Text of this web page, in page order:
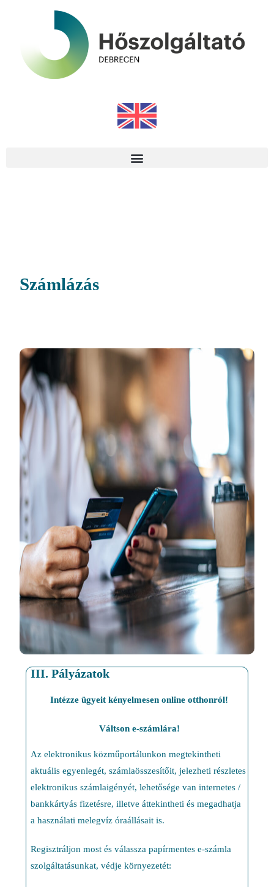
Számlázás
III. Pályázatok
Intézze ügyeit kényelmesen online otthonról!
Váltson e-számlára!
Az elektronikus közműportálunkon megtekintheti
aktuális egyenlegét, számlaösszesítőit, jelezheti részletes
elektronikus számlaigényét, lehetősége van internetes /
bankkártyás fizetésre, illetve áttekintheti és megadhatja
a használati melegvíz óraállásait is.
Regisztráljon most és válassza papírmentes e-számla
szolgáltatásunkat, védje környezetét: